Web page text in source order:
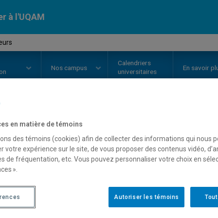
à l'UQAM
Nos campus
Calendriers
universitaires
En savoir
libres et auditeurs
ce que les cours hors
libre peuvent servir
en matière de témoins
des témoins (cookies) afin de collecter des informations qui nous
votre expérience sur le site, de vous proposer des contenus vidéo,
de fréquentation, etc. Vous pouvez personnaliser votre choix en
».
Autoriser les témoins